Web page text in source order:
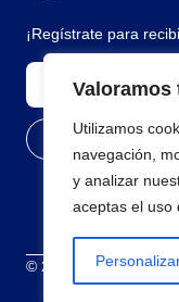
Valoramos
Utilizamos
navegación,
y analizar
aceptas el uso
¡Regístrate para
© 2026 Todos los